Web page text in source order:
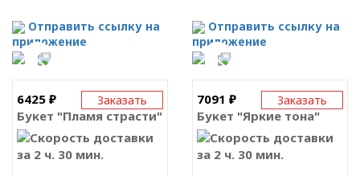
Отправить ссылку на
приложение
Отправить ссылку на
приложение
Заказать
7091 ₽
Букет "Яркие тона"
за 2 ч. 30 мин.
Заказать
6425 ₽
Букет "Пламя страсти"
за 2 ч. 30 мин.